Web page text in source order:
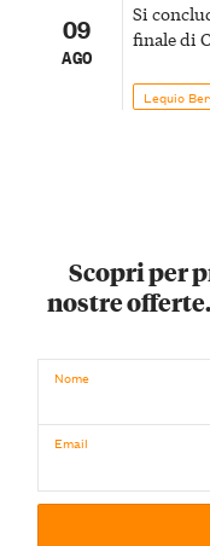
09
AGO
Si
finale di
Lequio
Scopri per
nostre
Nome
Email